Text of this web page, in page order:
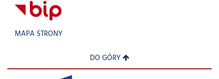
MAPA STRONY
DO GÓRY